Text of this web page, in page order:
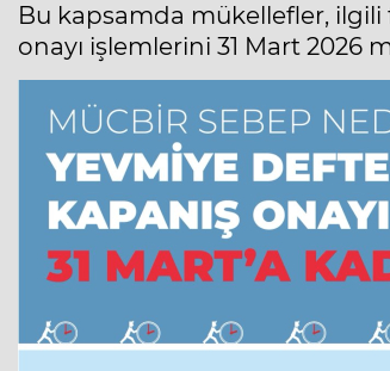
Bu kapsamda mükellefler,
onayı işlemlerini 31 Mart 2026